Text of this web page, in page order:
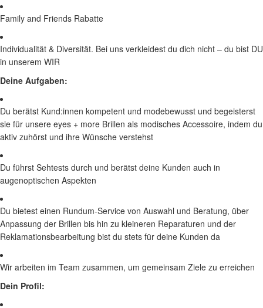
Family and Friends Rabatte
Individualität & Diversität. Bei uns verkleidest du dich nicht – du bist DU
in unserem WIR
Deine Aufgaben:
Du berätst Kund:innen kompetent und modebewusst und begeisterst
sie für unsere eyes + more Brillen als modisches Accessoire, indem du
aktiv zuhörst und ihre Wünsche verstehst
Du führst Sehtests durch und berätst deine Kunden auch in
augenoptischen Aspekten
Du bietest einen Rundum-Service von Auswahl und Beratung, über
Anpassung der Brillen bis hin zu kleineren Reparaturen und der
Reklamationsbearbeitung bist du stets für deine Kunden da
Wir arbeiten im Team zusammen, um gemeinsam Ziele zu erreichen
Dein Profil: